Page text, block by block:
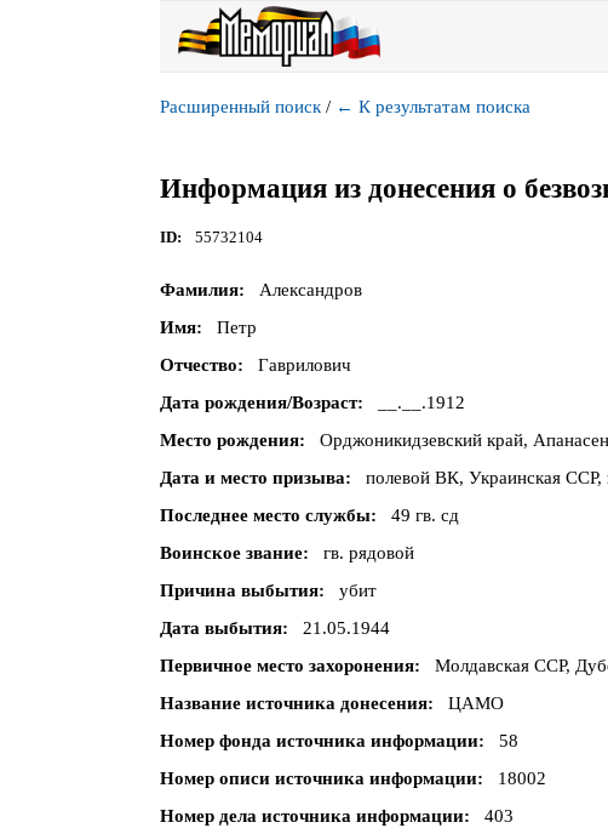
Расширенный поиск / ← К результатам поиска
Информация из донесения о
ID 55732104
Фамилия
Александров
Имя
Петр
Отчество
Гаврилович
Дата рождения/Возраст
__.__.1912
Место рождения
Орджоникидзевский край,
Дата и место призыва
полевой ВК, Украинская ССР,
Последнее место службы
49 гв. сд
Воинское звание
гв. рядовой
Причина выбытия
убит
Дата выбытия
21.05.1944
Первичное место захоронения
Молдавская ССР,
Название источника донесения
ЦАМО
Номер фонда источника информации
58
Номер описи источника информации
18002
Номер дела источника информации
403